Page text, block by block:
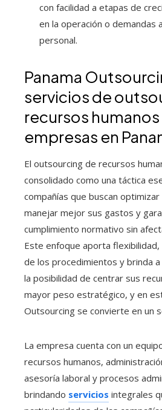
con facilidad a etapas de
en la operación o demandas
personal.
Panama
servicios de
recursos humanos
empresas en
El outsourcing de recursos
consolidado como una táctica
compañías que buscan
manejar mejor sus gastos y
cumplimiento normativo sin
Este enfoque aporta
de los procedimientos y brinda
la posibilidad de centrar sus
mayor peso estratégico, y en
Outsourcing se convierte en un
La empresa cuenta con un
recursos humanos,
asesoría laboral y procesos
brindando servicios integrales